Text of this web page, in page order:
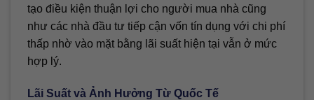
tạo điều kiện thuận lợi cho người mua nhà cũng
như các nhà đầu tư tiếp cận vốn tín dụng với chi phí
thấp nhờ vào mặt bằng lãi suất hiện tại vẫn ở mức
hợp lý.
Lãi Suất và Ảnh Hưởng Từ Quốc Tế